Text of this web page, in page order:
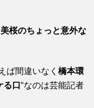
桜のちょっと意外な
ば間違いなく橋本環
る口”なのは芸能記者